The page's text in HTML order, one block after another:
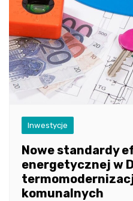
Inwestycje
Nowe standardy
energetycznej w
komunalnych